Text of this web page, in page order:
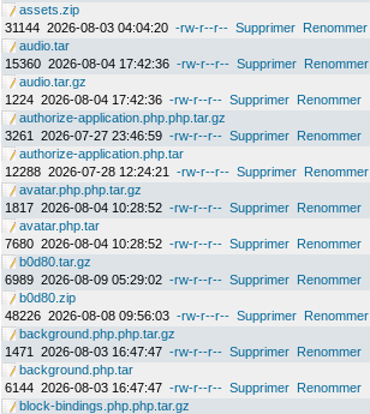
assets.zip
31144 2026-08-03 04:04:20 -rw-r--r-- Supprimer Renommer
audio.tar
15360 2026-08-04 17:42:36 -rw-r--r-- Supprimer Renommer
audio.tar.gz
1224 2026-08-04 17:42:36 -rw-r--r-- Supprimer Renommer
authorize-application.php.php.tar.gz
3261
2026-07-27 23:46:59 -rw-r--r-- Supprimer Renommer
authorize-application.php.tar
12288 2026-07-28 12:24:21 -rw-r--r-- Supprimer Renommer
avatar.php.php.tar.gz
1817 2026-08-04 10:28:52 -rw-r--r-- Supprimer Renommer
avatar.php.tar
7680 2026-08-04 10:28:52 -rw-r--r-- Supprimer Renommer
b0d80.tar.gz
6989 2026-08-09 05:29:02 -rw-r--r-- Supprimer Renommer
b0d80.zip
48226 2026-08-08 09:56:03 -rw-r--r-- Supprimer Renommer
background.php.php.tar.gz
1471
2026-08-03 16:47:47 -rw-r--r-- Supprimer Renommer
background.php.tar
6144 2026-08-03 16:47:47 -rw-r--r-- Supprimer Renommer
block-bindings.php.php.tar.gz